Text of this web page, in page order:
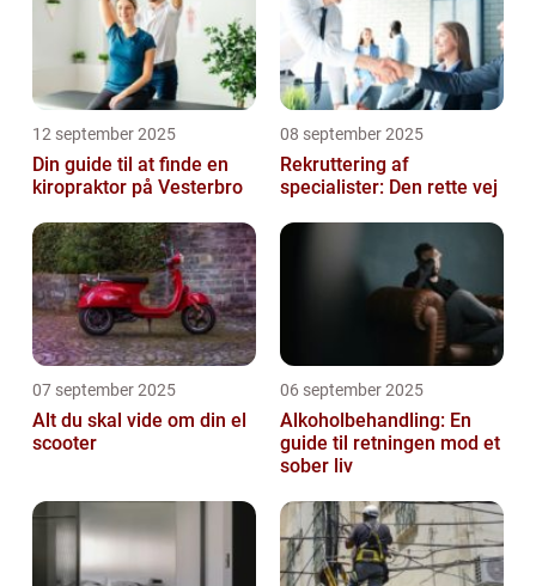
12 september 2025
Din guide til at finde en
kiropraktor på Vesterbro
08 september 2025
Rekruttering af
specialister: Den rette vej
07 september 2025
Alt du skal vide om din el
scooter
06 september 2025
Alkoholbehandling: En
guide til retningen mod et
sober liv